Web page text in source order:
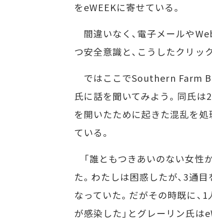
をeWEEKに寄せている。
間違いなく、電子メールや
つ安全意識と、こうしたクリッ
ではここでSouthern Farm
氏に話を聞いてみよう。同氏
を開いたために起きた混乱を
ている。
「誰ともつきあいのない女性
た。わたしは困惑したが、3通
なっていた。だがその時既に、
が感染した」とグレーリン氏は